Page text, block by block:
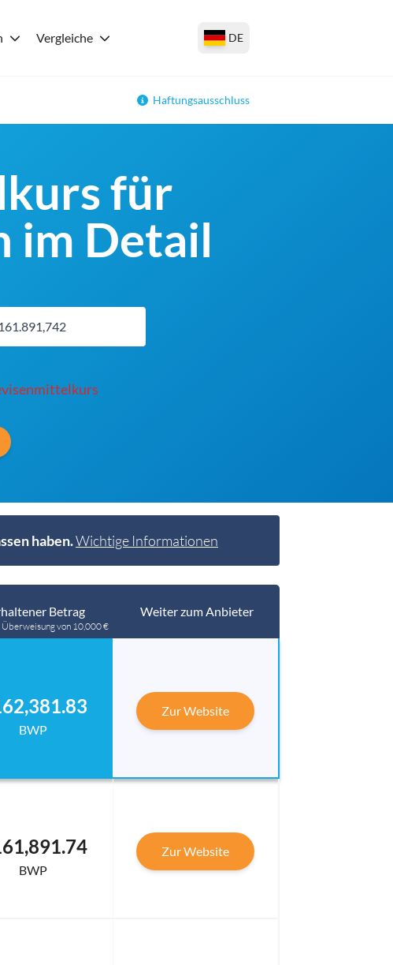
Vergleiche DE
Haftungsausschluss
für
im Detail
haben.Wichtige Informationen
Betrag
Überweisung von 10,000 €
Weiter zum Anbieter
BWP
Zur Website
BWP
Zur Website